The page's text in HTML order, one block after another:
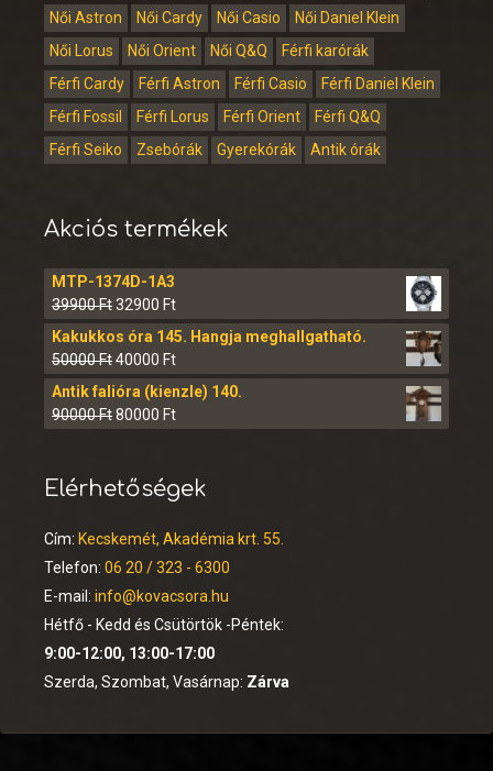
Női Astron
Női Cardy Női Casio
Női Daniel Klein
Női Lorus
Női Orient Női Q&Q
Férfi karórák
Férfi Cardy
Férfi Astron Férfi Casio
Férfi Daniel Klein
Férfi Fossil
Férfi Lorus Férfi Orient
Férfi Q&Q
Férfi Seiko
Zsebórák Gyerekórák Antik órák
Akciós termékek
MTP-1374D-1A3
39900Ft32900 Ft
Kakukkos óra 145. Hangja meghallgatható.
50000Ft40000 Ft
Antik falióra (kienzle) 140.
90000Ft80000 Ft
Elérhetőségek
Cím: Kecskemét, Akadémia krt. 55.
Telefon: 06 20 / 323 - 6300
E-mail: info@kovacsora.hu
Hétfő - Kedd és Csütörtök -Péntek:
9:00-12:00, 13:00-17:00
Szerda, Szombat, Vasárnap: Zárva